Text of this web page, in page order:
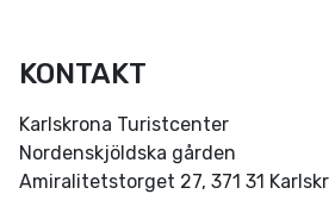
KONTAKT
Karlskrona Turistcenter
Nordenskjöldska gården
Amiralitetstorget 27, 371 31